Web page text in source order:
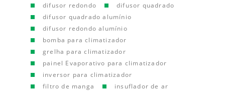
difusor redondo
difusor quadrado
difusor quadrado alumínio
difusor redondo alumínio
bomba para climatizador
grelha para climatizador
painel Evaporativo para climatizador
inversor para climatizador
filtro de manga
insuflador de ar